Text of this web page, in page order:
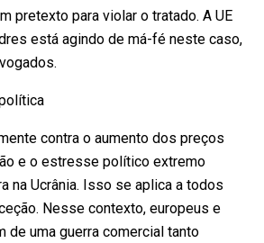
pretexto para violar o tratado. A UE
está agindo de má-fé neste caso,
contra o aumento dos preços
e o estresse político extremo
na Ucrânia. Isso se aplica a todos
Nesse contexto, europeus e
de uma guerra comercial tanto